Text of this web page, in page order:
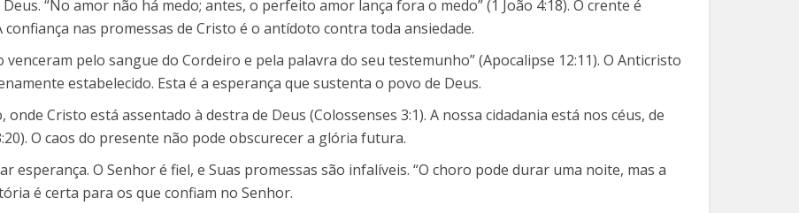
“No amor não há medo; antes, o perfeito amor lança fora o medo” (1 João 4:18). O crente é
nas promessas de Cristo é o antídoto contra toda ansiedade.
pelo sangue do Cordeiro e pela palavra do seu testemunho” (Apocalipse 12:11). O Anticristo
estabelecido. Esta é a esperança que sustenta o povo de Deus.
Cristo está assentado à destra de Deus (Colossenses 3:1). A nossa cidadania está nos céus, de
O caos do presente não pode obscurecer a glória futura.
esperança. O Senhor é fiel, e Suas promessas são infalíveis. “O choro pode durar uma noite, mas a
é certa para os que confiam no Senhor.